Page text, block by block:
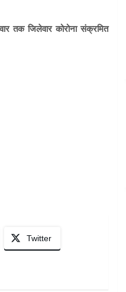
तक जिलेवार कोरोना संक्रमित
Twitter